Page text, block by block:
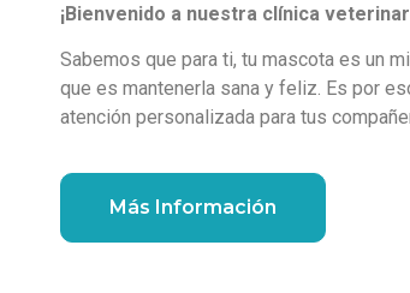
¡Bienvenido a nuestra clínica
Sabemos que para ti, tu mascota es un
que es mantenerla sana y feliz. Es por
atención personalizada para tus
Más Información